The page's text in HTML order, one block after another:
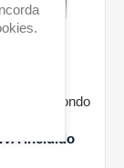
Teto Redondo
Philio e
Fibaro
incluido